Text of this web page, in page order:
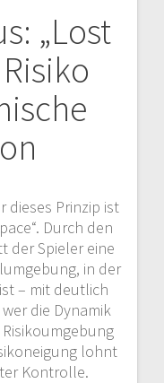
„Lost
dieses Prinzip ist
Durch den
der Spieler eine
in der
– mit deutlich
die Dynamik
lohnt
Kontrolle.